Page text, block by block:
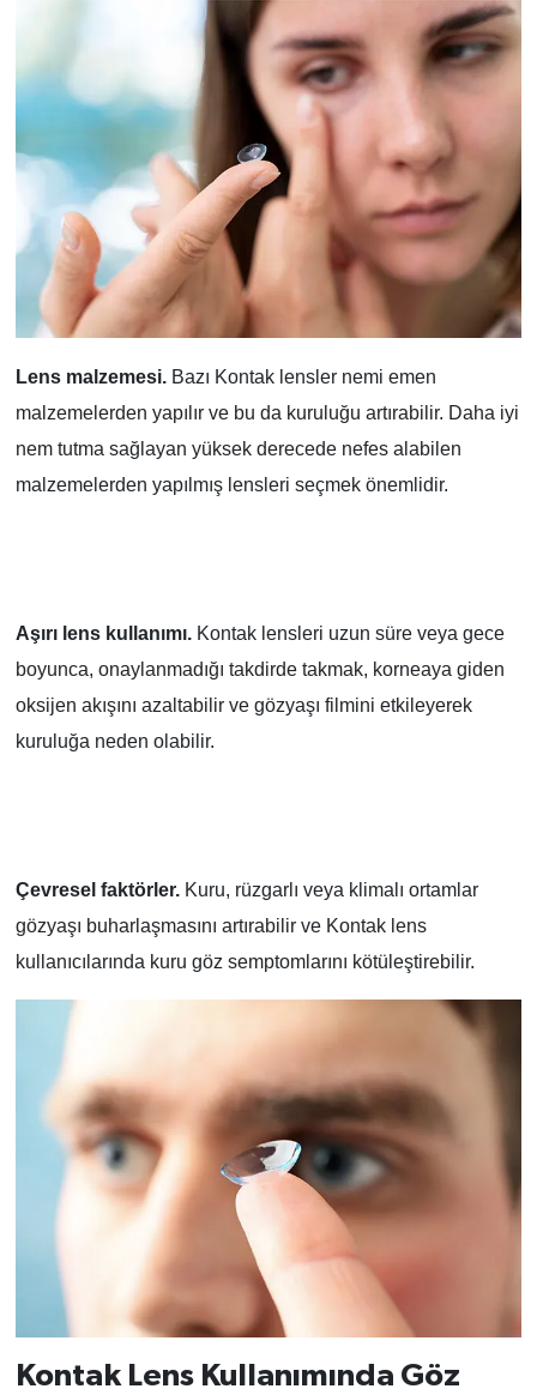
Lens malzemesi.Bazı Kontak lensler nemi emen
malzemelerden yapılır ve bu da kuruluğu artırabilir. Daha iyi
nem tutma sağlayan yüksek derecede nefes alabilen
malzemelerden yapılmış lensleri seçmek önemlidir.
Aşırı lens kullanımı.Kontak lensleri uzun süre veya gece
boyunca, onaylanmadığı takdirde takmak, korneaya giden
oksijen akışını azaltabilir ve gözyaşı filmini etkileyerek
kuruluğa neden olabilir.
Çevresel faktörler.Kuru, rüzgarlı veya klimalı ortamlar
gözyaşı buharlaşmasını artırabilir ve Kontak lens
kullanıcılarında kuru göz semptomlarını kötüleştirebilir.
Kontak Lens Kullanımında Göz